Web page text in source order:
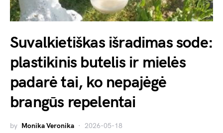
Suvalkietiškas išradimas sode:
plastikinis butelis ir mielės
padarė tai, ko nepajėgė
brangūs repelentai
by Monika Veronika 2026-05-18